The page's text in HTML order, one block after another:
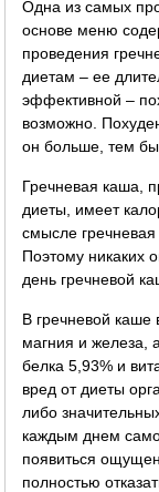
Одна из самых
основе меню
проведения
диетам – ее
эффективной –
возможно.
он больше, тем
Гречневая каша,
диеты, имеет
смысле
Поэтому никаких
день гречневой
В гречневой каше
магния и железа,
белка 5,93% и
вред от диеты
либо
каждым днем
появиться
полностью